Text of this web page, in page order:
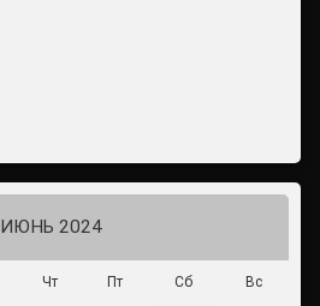
ИЮНЬ 2024
Чт Пт Сб Вс